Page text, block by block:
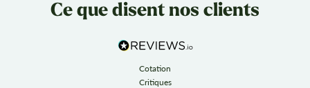
Ce que disent nos clients
Cotation
Critiques